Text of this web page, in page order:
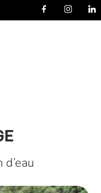
d’eau